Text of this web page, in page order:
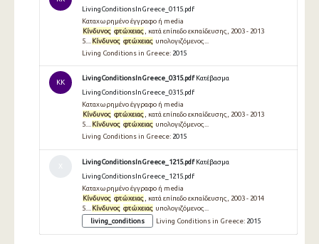
LivingConditionsInGreece_0115.pdf
Καταχωρημένο έγγραφο ή media
Κίνδυνος φτώχειας , κατά επίπεδο εκπαίδευσης, 2003 - 2013
5....
Κίνδυνος φτώχειας υπολογιζόμενος...
Living Conditions in Greece: 2015
KK
LivingConditionsInGreece_0315.pdf Κατέβασμα
LivingConditionsInGreece_0315.pdf
Καταχωρημένο έγγραφο ή media
Κίνδυνος φτώχειας , κατά επίπεδο εκπαίδευσης, 2003 - 2013
5.... Κίνδυνος φτώχειας υπολογιζόμενος...
Living Conditions in Greece: 2015
LivingConditionsInGreece_1215.pdf Κατέβασμα
LivingConditionsInGreece_1215.pdf
Καταχωρημένο έγγραφο ή media
Κίνδυνος φτώχειας , κατά επίπεδο εκπαίδευσης, 2003 - 2014
5....
Κίνδυνος φτώχειας υπολογιζόμενος...
living_conditions
Living Conditions in Greece: 2015